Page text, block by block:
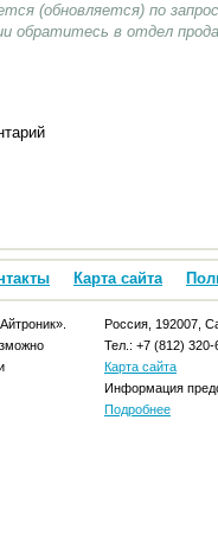
(обновляется) по
обратитесь в отдел
Карта сайта
Россия, 192007,
Тел.: +7 (812) 320-
Карта сайта
Информация
Подробнее